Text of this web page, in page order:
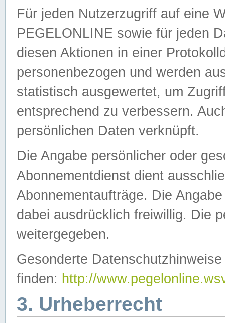
Für jeden Nutzerzugriff auf eine
PEGELONLINE sowie für jeden
diesen Aktionen in einer
personenbezogen und werden
statistisch ausgewertet, um
entsprechend zu verbessern.
persönlichen Daten verknüpft.
Die Angabe persönlicher oder
Abonnementdienst dient
Abonnementaufträge. Die
dabei ausdrücklich freiwillig. Die
weitergegeben.
Gesonderte
finden: http://
3. Urheberrecht